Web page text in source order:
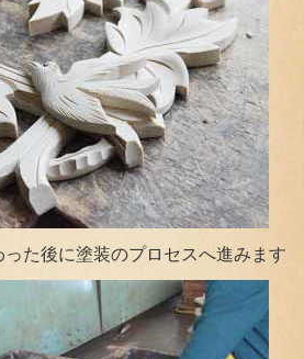
た後に塗装のプロセスへ進みます